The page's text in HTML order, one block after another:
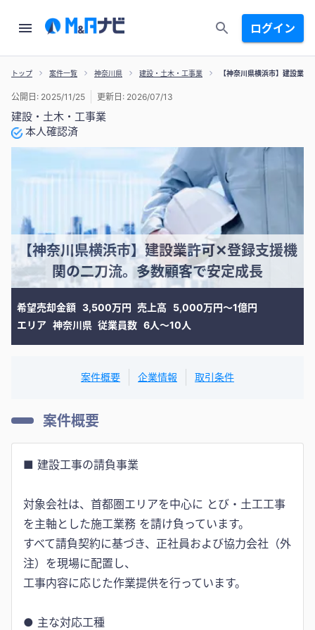
ログイン
トップ 案件一覧 神奈川県 建設・土木・工事業 【神奈川県横浜市】建設業
建設・土木・工事業
本人確認済
公開日: 2025/11/25 更新日: 2026/07/13
【神奈川県横浜市】建設業許可✕登録支援機
関の二刀流。多数顧客で安定成長
希望売却金額 3,500万円 売上高
5,000万円〜1億円
エリア 神奈川県 従業員数 6人〜10人
案件概要 企業情報 取引条件
案件概要
■ 建設工事の請負事業
対象会社は、首都圏エリアを中心に とび・土工工事
を主軸とした施工業務 を請け負っています。
すべて請負契約に基づき、正社員および協力会社（外
注）を現場に配置し、
工事内容に応じた作業提供を行っています。
● 主な対応工種